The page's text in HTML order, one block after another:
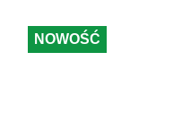
NOWOŚĆ